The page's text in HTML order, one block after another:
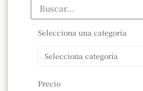
Selecciona una categoría
Selecciona categoría
Precio